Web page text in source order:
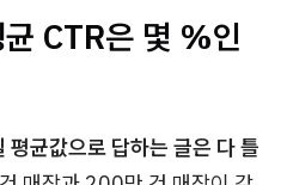
CTR은 몇 %인
평균값으로 답하는 글은 다 틀